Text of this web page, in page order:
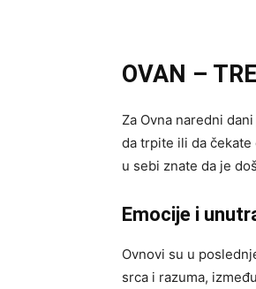
OVAN –
Za Ovna naredni
da trpite ili da čekate
u sebi znate da je
Emocije i
Ovnovi su u
srca i razuma,